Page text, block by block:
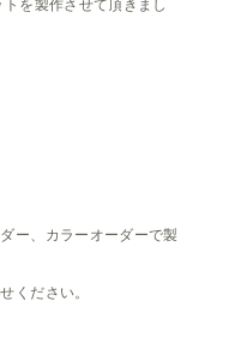
を製作させて頂きまし
ー、カラーオーダーで製
ください。